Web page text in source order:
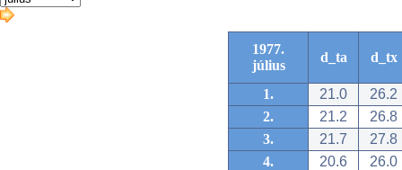
1977.
július
d_ta d_tx
1. 21.0
26.2
2.
21.2
26.8
3.
21.7
27.8
4.
20.6
26.0